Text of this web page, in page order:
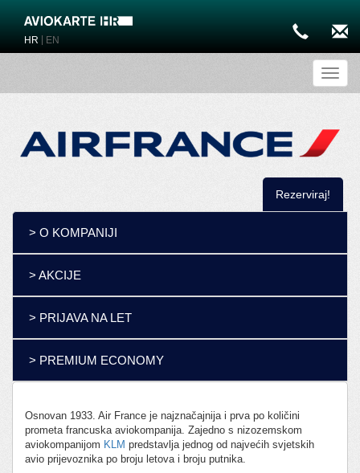
HR EN
Rezerviraj!
> O KOMPANIJI
> AKCIJE
> PRIJAVA NA LET
> PREMIUM ECONOMY
Osnovan 1933. Air France je najznačajnija i prva po količini
prometa francuska aviokompanija. Zajedno s nizozemskom
aviokompanijom KLM predstavlja jednog od najvećih svjetskih
avio prijevoznika po broju letova i broju putnika.